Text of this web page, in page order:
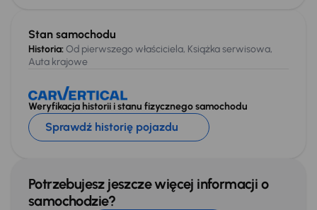
Stan samochodu
Historia:Od pierwszego właściciela, Książka serwisowa,
Auta krajowe
Weryfikacja historii i stanu fizycznego samochodu
Sprawdź historię pojazdu
Potrzebujesz jeszcze więcej informacji o
samochodzie?